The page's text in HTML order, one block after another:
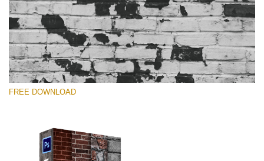
Lütfen seçin
FREE DOWNLOAD